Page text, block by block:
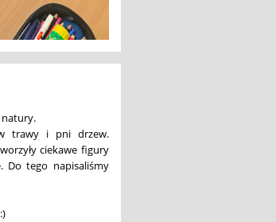
natury.
trawy i pni drzew.
ciekawe figury
Do tego napisaliśmy